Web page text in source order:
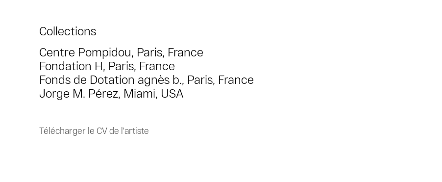
Collections
Centre Pompidou, Paris, France
Fondation H, Paris, France
Fonds de Dotation agnès b., Paris, France
Jorge M. Pérez, Miami, USA
Télécharger le CV de l'artiste